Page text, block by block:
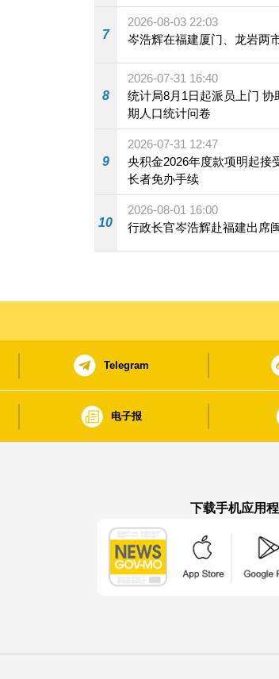
施
7
2026-08-03 22:03
岑浩辉在福建厦门、龙岩两
8
2026-07-31 16:40
统计局8月1日起派员上门 协助住户完成2026 中
期人口统计问卷
9
2026-07-31 12:47
央积金2026年度款项明起接受提款 合
长者免办手续
10
2026-08-01 16:00
行政长官岑浩辉赴福建出席
Telegram
电子报
下载手机应用